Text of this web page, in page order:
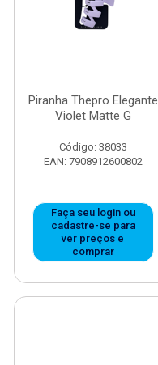
Piranha Thepro Elegante
Violet Matte G
Código: 38033
EAN: 7908912600802
Faça seu login ou
cadastre-se para
ver preços e
comprar